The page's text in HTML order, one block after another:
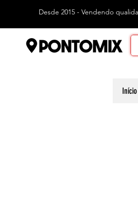
Desde 2015 - Vendendo
Início